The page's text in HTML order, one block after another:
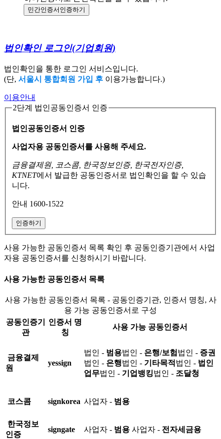
민간인증서 인증하기
법인확인 로그인(기업회원)
법인확인을 통한 로그인 서비스입니다.
(단, 서울시 통합회원 가입 후 이용가능합니다.)
이용안내
2단계 법인공동인증서 인증
법인공동인증서 인증
사업자용 공동인증서를 사용해 주세요.
금융결제원, 코스콤, 한국정보인증, 한국전자인증,
KTNET에서 발급한 공동인증서로 법인확인을 할 수 있습
니다.
안내 1600-1522
인증하기
사용 가능한 공동인증서 목록 확인 후 공동인증기관에서 사업
자용 공동인증서를 신청하시기 바랍니다.
사용 가능한 공동인증서 목록
사용 가능한 공동인증서 목록 - 공동인증기관, 인증서 명칭, 사
용 가능 공동인증서로 구성
공동인증기
관
인증서 명
칭
사용 가능 공동인증서
금융결제
원
yessign
법인 - 범용법인 - 은행/보험 법인 - 증권
법인 - 은행법인 - 기타목적 법인 - 법인
업무법인 - 기업뱅킹법인 - 조달청
코스콤 signkorea 사업자 - 범용
한국정보
인증
signgate 사업자 - 범용 사업자 - 전자세금용